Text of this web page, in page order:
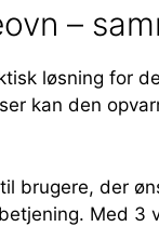
–
løsning for
kan den
brugere, der
Med 3